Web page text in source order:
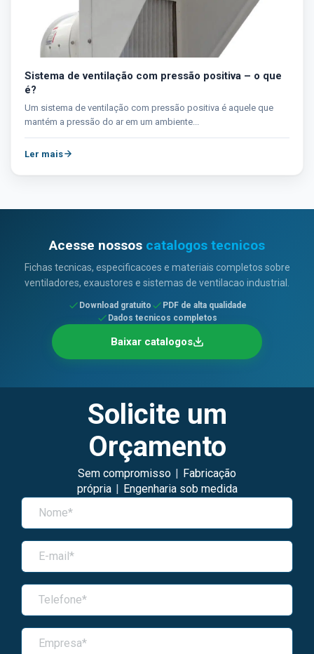
Sistema de ventilação com pressão positiva – o que
é?
Um sistema de ventilação com pressão positiva é aquele que
mantém a pressão do ar em um ambiente...
Ler mais
Acesse nossos catalogos tecnicos
Fichas tecnicas, especificacoes e materiais completos sobre
ventiladores, exaustores e sistemas de ventilacao industrial.
Download gratuito
PDF de alta qualidade
Dados tecnicos completos
Baixar catalogos
Solicite um
Orçamento
Sem compromisso | Fabricação
própria | Engenharia sob medida